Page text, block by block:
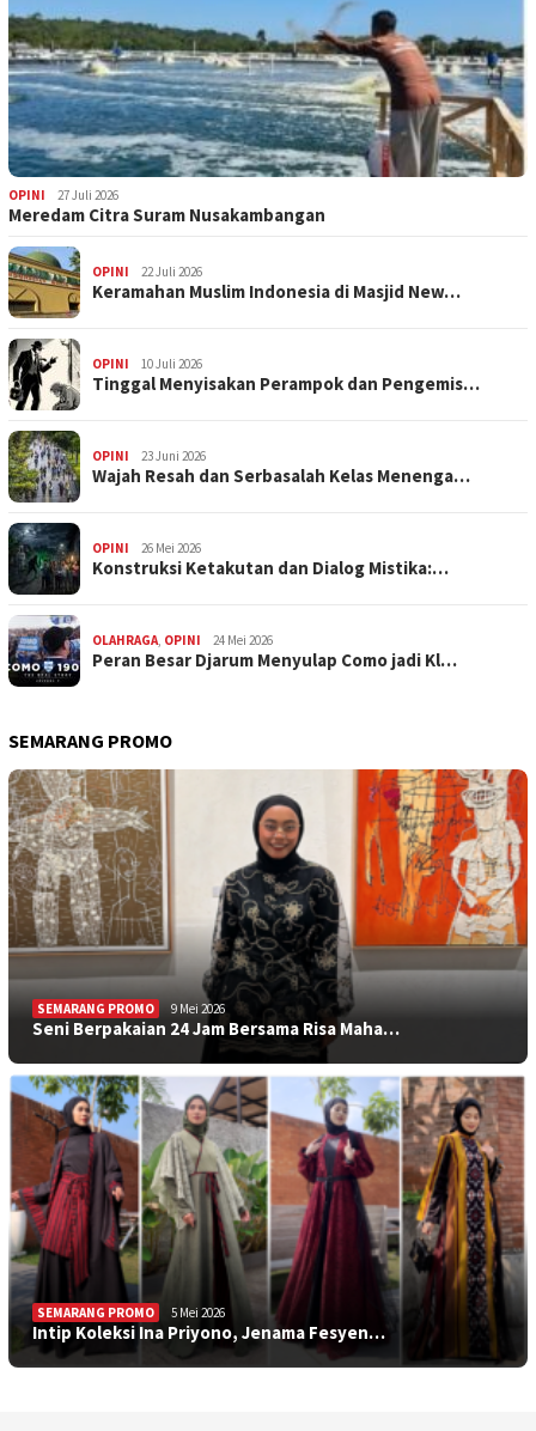
OPINI 27 Juli 2026
Meredam Citra Suram Nusakambangan
OPINI 22 Juli 2026
Keramahan Muslim Indonesia di Masjid New…
OPINI 10 Juli 2026
Tinggal Menyisakan Perampok dan Pengemis…
OPINI 23 Juni 2026
Wajah Resah dan Serbasalah Kelas Menenga…
OPINI 26 Mei 2026
Konstruksi Ketakutan dan Dialog Mistika:…
OLAHRAGA, OPINI 24 Mei 2026
Peran Besar Djarum Menyulap Como jadi Kl…
SEMARANG PROMO
SEMARANG PROMO 9 Mei 2026
Seni Berpakaian 24 Jam Bersama Risa Maha…
SEMARANG PROMO 5 Mei 2026
Intip Koleksi Ina Priyono, Jenama Fesyen…